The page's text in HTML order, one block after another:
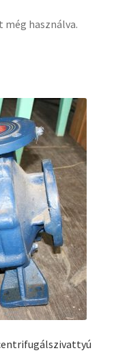
használva.